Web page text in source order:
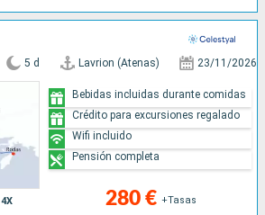
5 d Lavrion (Atenas) 23/11/2026
280 € +Tasas
Bebidas incluidas durante comidas
Crédito para excursiones regalado
Wifi incluido
Pensión completa